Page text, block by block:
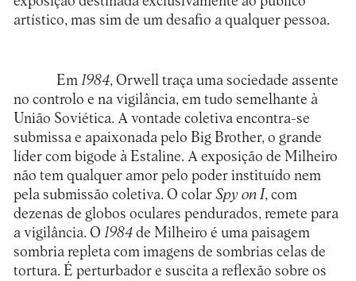
artístico, mas sim de um desafio a qualquer pessoa.
Em 1984, Orwell traça uma sociedade assente
no controlo e na vigilância, em tudo semelhante à
União Soviética. A vontade coletiva encontra-se
submissa e apaixonada pelo Big Brother, o grande
líder com bigode à Estaline. A exposição de Milheiro
não tem qualquer amor pelo poder instituído nem
pela submissão coletiva. O colar Spy on I, com
dezenas de globos oculares pendurados, remete para
a vigilância. O 1984de Milheiro é uma paisagem
sombria repleta com imagens de sombrias celas de
tortura. É perturbador e suscita a reflexão sobre os